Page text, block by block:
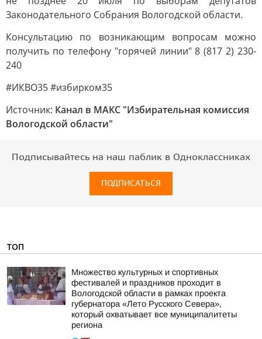
Законодательного Собрания Вологодской области.
Консультацию по возникающим вопросам можно
получить по телефону "горячей линии" 8 (817 2) 230-
240
#ИКВО35 #избирком35
Источник: Канал в МАКС "Избирательная комиссия
Вологодской области"
Подписывайтесь на наш паблик в Одноклассниках
ПОДПИСАТЬСЯ
ТОП
Множество культурных и спортивных
фестивалей и праздников проходит в
Вологодской области в рамках проекта
губернатора «Лето Русского Севера»,
который охватывает все муниципалитеты
региона